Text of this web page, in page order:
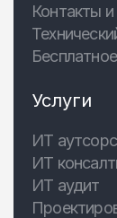
Контакты
Услуги
ИТ
ИТ
ИТ аудит